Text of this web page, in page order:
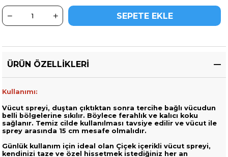
ÜRÜN ÖZELLIKLERI
Kullanımı:
Vücut spreyi, duştan çıktıktan sonra tercihe bağlı vücudun
belli bölgelerine sıkılır. Böylece ferahlık ve kalıcı koku
sağlanır. Temiz cilde kullanılması tavsiye edilir ve vücut ile
sprey arasında 15 cm mesafe olmalıdır.
Günlük kullanım için ideal olan Çiçek içerikli vücut spreyi,
kendinizi taze ve özel hissetmek istediğiniz her an